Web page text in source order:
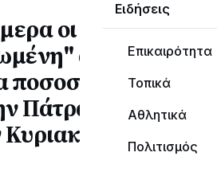
Ειδήσεις
Επικαιρότητα
Τοπικά
Αθλητικά
Πολιτισμός
οι εκπτώσεις
αγορά -
ποσοστά του
Πάτρα-Ανοιχτά
15